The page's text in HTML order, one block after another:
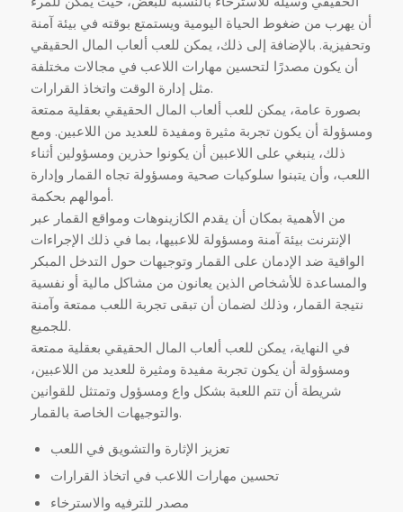
أن يهرب من ضغوط الحياة اليومية ويستمتع بوقته في بيئة آمنة
وتحفيزية. بالإضافة إلى ذلك، يمكن للعب ألعاب المال الحقيقي
أن يكون مصدرًا لتحسين مهارات اللاعب في مجالات مختلفة
مثل إدارة الوقت واتخاذ القرارات.
بصورة عامة، يمكن للعب ألعاب المال الحقيقي بعقلية ممتعة
ومسؤولة أن يكون تجربة مثيرة ومفيدة للعديد من اللاعبين. ومع
ذلك، ينبغي على اللاعبين أن يكونوا حذرين ومسؤولين أثناء
اللعب، وأن يتبنوا سلوكيات صحية ومسؤولة تجاه القمار وإدارة
أموالهم بحكمة.
من الأهمية بمكان أن يقدم الكازينوهات ومواقع القمار عبر
الإنترنت بيئة آمنة ومسؤولة للاعبيها، بما في ذلك الإجراءات
الواقية ضد الإدمان على القمار وتوجيهات حول التدخل المبكر
والمساعدة للأشخاص الذين يعانون من مشاكل مالية أو نفسية
نتيجة القمار، وذلك لضمان أن تبقى تجربة اللعب ممتعة وآمنة
للجميع.
في النهاية، يمكن للعب ألعاب المال الحقيقي بعقلية ممتعة
ومسؤولة أن يكون تجربة مفيدة ومثيرة للعديد من اللاعبين،
شريطة أن تتم اللعبة بشكل واع ومسؤول وتمتثل للقوانين
والتوجيهات الخاصة بالقمار.
تعزيز الإثارة والتشويق في اللعب
تحسين مهارات اللاعب في اتخاذ القرارات
مصدر للترفيه والاسترخاء